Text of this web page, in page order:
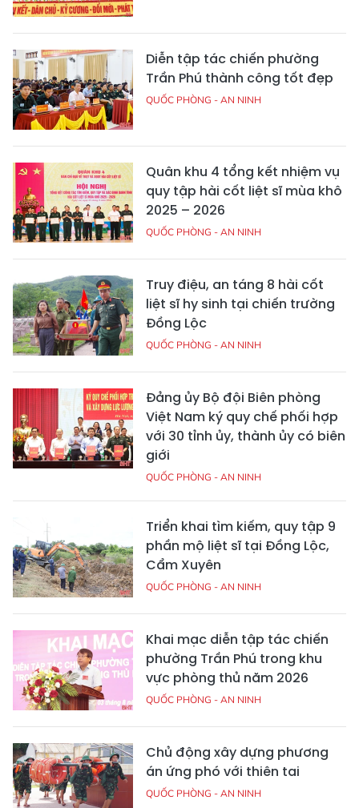
Diễn tập tác chiến phường
Trần Phú thành công tốt đẹp
QUỐC PHÒNG - AN NINH
Quân khu 4 tổng kết nhiệm vụ
quy tập hài cốt liệt sĩ mùa khô
2025 – 2026
QUỐC PHÒNG - AN NINH
Truy điệu, an táng 8 hài cốt
liệt sĩ hy sinh tại chiến trường
Đồng Lộc
QUỐC PHÒNG - AN NINH
Đảng ủy Bộ đội Biên phòng
Việt Nam ký quy chế phối hợp
với 30 tỉnh ủy, thành ủy có biên
giới
QUỐC PHÒNG - AN NINH
Triển khai tìm kiếm, quy tập 9
phần mộ liệt sĩ tại Đồng Lộc,
Cẩm Xuyên
QUỐC PHÒNG - AN NINH
Khai mạc diễn tập tác chiến
phường Trần Phú trong khu
vực phòng thủ năm 2026
QUỐC PHÒNG - AN NINH
Chủ động xây dựng phương
án ứng phó với thiên tai
QUỐC PHÒNG - AN NINH